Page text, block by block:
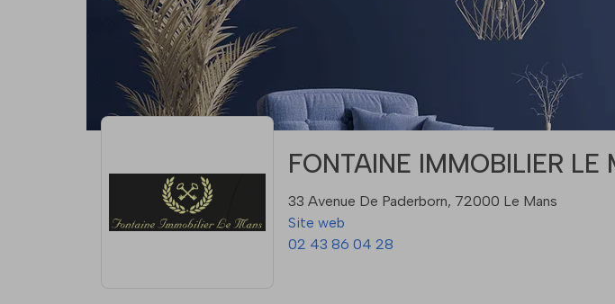
FONTAINE IMMOBILIER
33 Avenue De Paderborn, 72000 Le Mans
Site web
02 43 86 04 28